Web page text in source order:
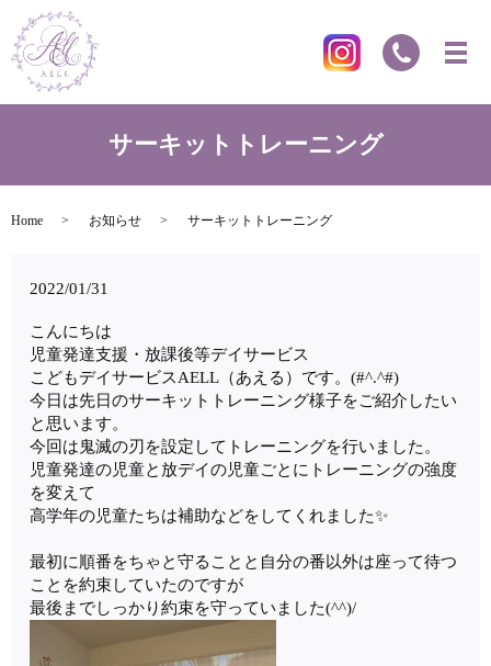
サーキットトレーニング
Home お知らせ サーキットトレーニング
2022/01/31
こんにちは
児童発達支援・放課後等デイサービス
こどもデイサービスAELL（あえる）です。(#^.^#)
今日は先日のサーキットトレーニング様子をご紹介したい
と思います。
今回は鬼滅の刃を設定してトレーニングを行いました。
児童発達の児童と放デイの児童ごとにトレーニングの強度
を変えて
高学年の児童たちは補助などをしてくれました✨
最初に順番をちゃと守ることと自分の番以外は座って待つ
ことを約束していたのですが
最後までしっかり約束を守っていました(^^)/